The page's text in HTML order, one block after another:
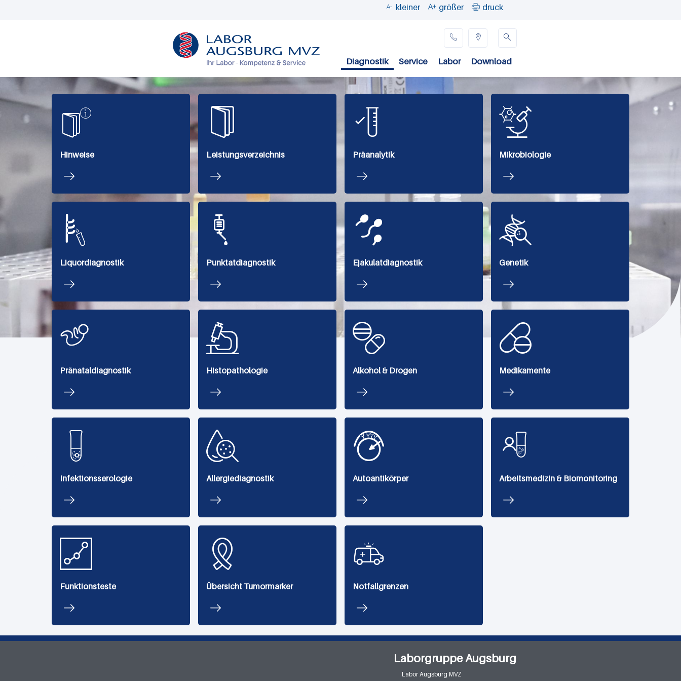
 kleiner  größer  druck
O

Diagnostik Service Labor Download
 
Hinweise Leistungsverzeichnis Präanalytik Mikrobiologie
Liquordiagnostik Punktatdiagnostik Ejakulatdiagnostik Genetik
Pränataldiagnostik Histopathologie Alkohol & Drogen Medikamente
Infektionsserologie Allergiediagnostik Autoantikörper Arbeitsmedizin & Biomonitoring
Funktionsteste Übersicht Tumormarker Notfallgrenzen
Laborgruppe Augsburg
Labor Augsburg MVZ